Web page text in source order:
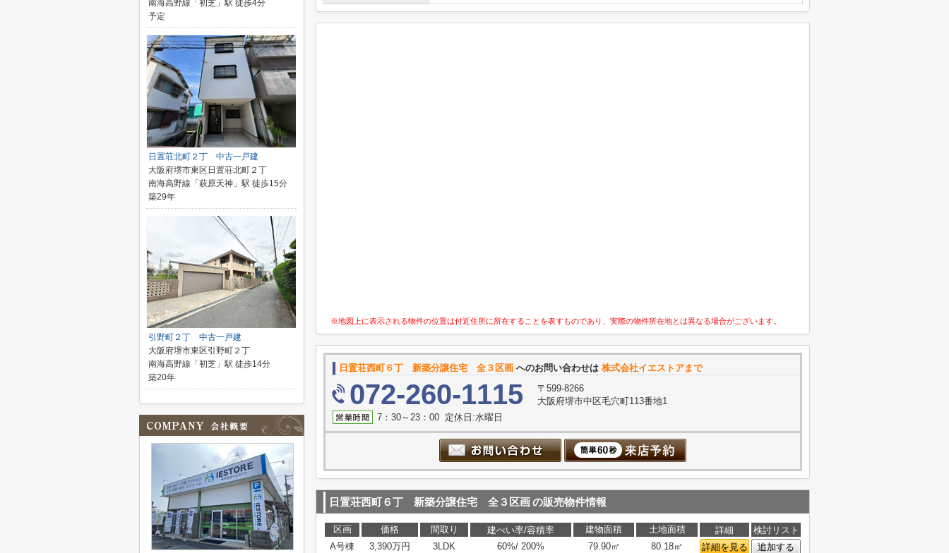
※地図上に表示される物件の位置は付近住所に所在することを表すものであり、実際の物件所在地とは異なる場合がございます。
日置荘西町６丁 新築分譲住宅 全３区画 へのお問い合わせは 株式会社イエストアまで
072-260-1115
〒599-8266
大阪府堺市中区毛穴町113番地1
7：30～23：00 定休日:水曜日
日置荘西町６丁 新築分譲住宅 全３区画の販売物件情報
区画 価格 間取り 建ぺい率/容積率 建物面積 土地面積 詳細
検討リスト
A号棟
3,390万円 3LDK 60%/ 200% 79.90㎡ 80.18㎡ 詳細を見る 追加する
南海高野線「初芝」駅 徒歩4分
予定
日置荘北町２丁 中古一戸建
大阪府堺市東区日置荘北町２丁
南海高野線「萩原天神」駅 徒歩15分
築29年
引野町２丁 中古一戸建
大阪府堺市東区引野町２丁
南海高野線「初芝」駅 徒歩14分
築20年